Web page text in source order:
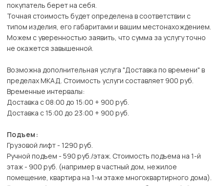
покупатель берет на себя.
Точная стоимость будет определена в соответствии с
типом изделия, его габаритами и вашим местонахождением.
Можем с уверенностью заявить, что сумма за услугу точно
не окажется завышенной.
Возможна дополнительная услуга "Доставка по времени" в
пределах МКАД. Стоимость услуги составляет 900 руб.
Временные интервалы:
Доставка с 08:00 до 15:00 + 900 руб.
Доставка с 15:00 до 23:00 + 900 руб.
Подъем:
Грузовой лифт - 1290 руб.
Ручной подъем - 590 руб./этаж. Стоимость подъема на 1-й
этаж - 900 руб. (например в частный дом, нежилое
помещение, квартира на 1-м этаже многоквартирного дома).